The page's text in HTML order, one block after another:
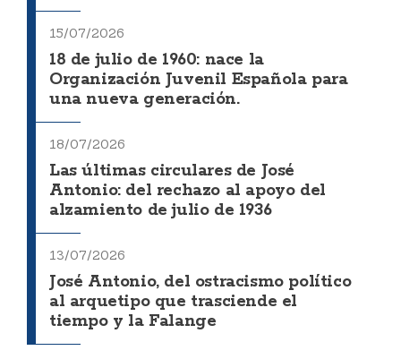
15/07/2026
18 de julio de 1960: nace la
Organización Juvenil Española para
una nueva generación.
18/07/2026
Las últimas circulares de José
Antonio: del rechazo al apoyo del
alzamiento de julio de 1936
13/07/2026
José Antonio, del ostracismo político
al arquetipo que trasciende el
tiempo y la Falange